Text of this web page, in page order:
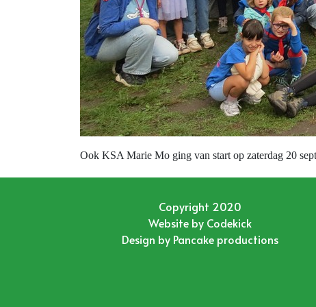
Ook KSA Marie Mo ging van start op zaterdag 20
Copyright 2020
Website by Codekick
Design by Pancake productions